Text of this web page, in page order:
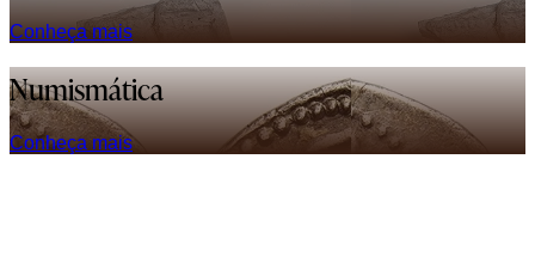
Conheça mais
Numismática
Conheça mais